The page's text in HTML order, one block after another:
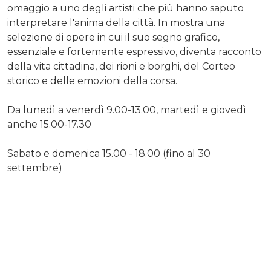
omaggio a uno degli artisti che più hanno saputo
interpretare l'anima della città. In mostra una
selezione di opere in cui il suo segno grafico,
essenziale e fortemente espressivo, diventa racconto
della vita cittadina, dei rioni e borghi, del Corteo
storico e delle emozioni della corsa.
Da lunedì a venerdì 9.00-13.00, martedì e giovedì
anche 15.00-17.30
Sabato e domenica 15.00 - 18.00 (fino al 30
settembre)